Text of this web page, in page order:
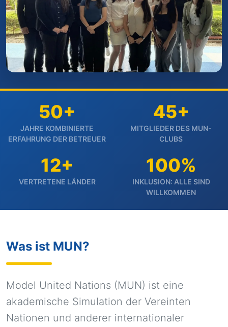
50+
JAHRE KOMBINIERTE
ERFAHRUNG DER BETREUER
45+
MITGLIEDER DES MUN-
CLUBS
12+
VERTRETENE LÄNDER
100%
INKLUSION: ALLE SIND
WILLKOMMEN
Was ist MUN?
Model United Nations (MUN) ist eine
akademische Simulation der Vereinten
Nationen und anderer internationaler